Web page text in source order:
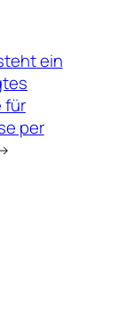
ein
für
per